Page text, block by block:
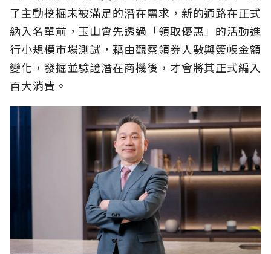
了主動挖掘未被滿足的潛在需求，新的通路在正式
納入名單前，玉山會先透過「領取優惠」的活動進
行小規模市場測試，藉由觀察領券人數與簽帳金額
變化，發掘並驗證潛在商機後，才會將其正式編入
百大消費。